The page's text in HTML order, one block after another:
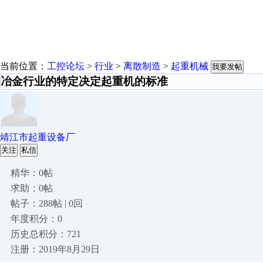
当前位置： 工控论坛 > 行业 > 离散制造 > 起重机械 我要发帖
冶金行业的特定决定起重机的标准
靖江市起重设备厂
关注 私信
精华：0帖
求助：0帖
帖子：288帖 | 0回
年度积分：0
历史总积分：721
注册：2019年8月29日